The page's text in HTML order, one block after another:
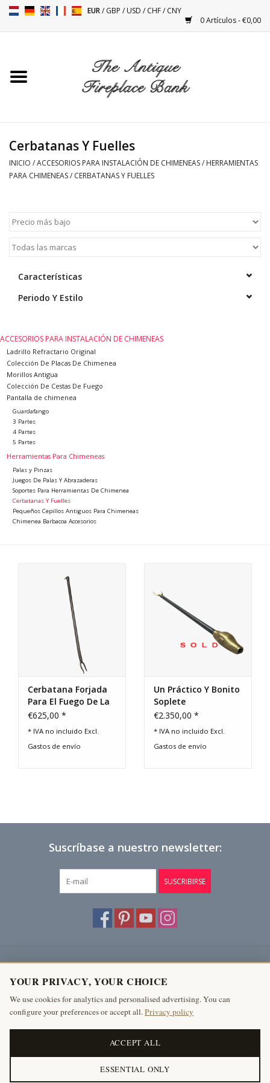
EUR/GBP /USD /CHF/CNY
0 Artículos - €0,00
Chimeneas Antiguas
De Chimeneas
Estufas
Antigüedades Y Vintage
Elementos Decorativos De
Exterior
Y Mármol
Outlet
Clientes Satisfechos
Mármoles Antiguos
Base de datos IA
login
Cerbatanas Y Fuelles
INICIO /ACCESORIOS PARA INSTALACIÓN DE CHIMENEAS/ HERRAMIENTAS
PARA CHIMENEAS/ CERBATANAS Y FUELLES
Características
Periodo Y Estilo
ACCESORIOS PARA INSTALACIÓN DE CHIMENEAS
Ladrillo Refractario Original
Colección De Placas De Chimenea
Morillos Antigua
Colección De Cestas De Fuego
Pantalla de chimenea
Guardafango
3 Partes
4 Partes
5 Partes
Herramientas Para Chimeneas
Palas y Pinzas
Juegos De Palas Y Abrazaderas
Soportes Para Herramientas De Chimenea
Cerbatanas Y Fuelles
Pequeños Cepillos Antiguos Para Chimeneas
Chimenea Barbacoa Accesorios
Cerbatana Forjada
Para El Fuego De La
Chimenea. Listo
€625,00 *
* IVA no incluido Excl.
Gastos de envío
Un Práctico Y Bonito
Soplete
€2.350,00 *
* IVA no incluido Excl.
Gastos de envío
Suscríbase a nuestro newsletter:
SUSCRIBIRSE
Productos
Mi cuenta
The Antique Fireplace Bank
YOUR PRIVACY, YOUR CHOICE
We use cookies for analytics and personalised advertising. You can
configure your preferences or accept all.Privacy policy
ACCEPT ALL
ESSENTIAL ONLY